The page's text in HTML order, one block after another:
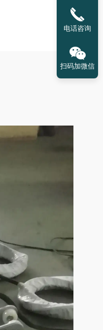
电话咨询
扫码加微信